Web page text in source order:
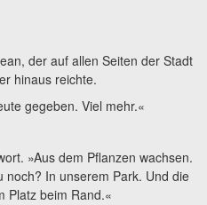
der auf allen Seiten der Stadt
hinaus reichte.
gegeben. Viel mehr.«
»Aus dem Pflanzen wachsen.
In unserem Park. Und die
Platz beim Rand.«